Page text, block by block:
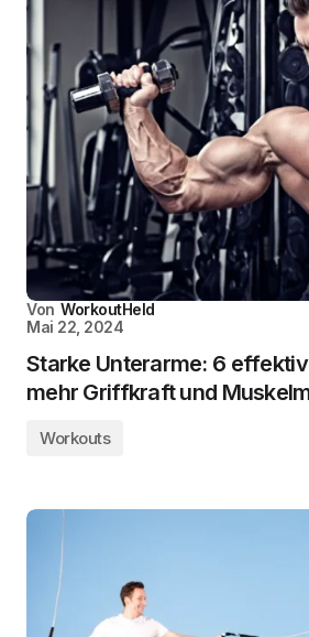
Von WorkoutHeld
Mai 22, 2024
Starke Unterarme: 6
mehr Griffkraft und
Workouts